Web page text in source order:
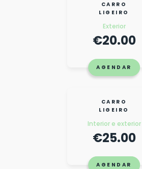
CARRO
LIGEIRO
Exterior
€20.00
AGENDAR
CARRO
LIGEIRO
Interior e exterior
€25.00
AGENDAR